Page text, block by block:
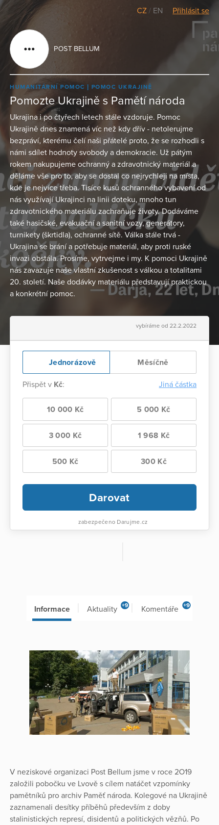
CZ / EN Přihlásit se
POST BELLUM
HUMANITÁRNÍ POMOC POMOC UKRAJINĚ
Pomozte Ukrajině s Pamětí národa
Ukrajina i po čtyřech letech stále vzdoruje. Pomoc
Ukrajině dnes znamená víc než kdy dřív - netolerujme
bezpráví, kterému čelí naši přátelé proto, že se rozhodli s
námi sdílet hodnoty svobody a demokracie. Už pátým
rokem nakupujeme ochranný a zdravotnický materiál a
děláme vše pro to, aby se dostal co nejrychleji na místa,
kde je nejvíce třeba. Tisíce kusů ochranného vybavení od
nás využívají Ukrajinci na linii doteku, mnoho tun
zdravotnického materiálu zachraňuje životy. Dodáváme
také hasičské, evakuační a sanitní vozy, generátory,
turnikety (škrtidla), ochranné sítě. Válka stále trvá -
Ukrajina se brání a potřebuje materiál, aby proti ruské
invazi obstála. Prosíme, vytrvejme i my. K pomoci Ukrajině
nás zavazuje naše vlastní zkušenost s válkou a totalitami
20. století. Naše dodávky materiálu představují praktickou
a konkrétní pomoc.
vybíráme od 22.2.2022
Jednorázově Měsíčně
Přispět v Kč: Jiná částka
10 000 Kč 5 000 Kč
3 000 Kč 1 968 Kč
500 Kč 300 Kč
Darovat
zabezpečeno Darujme.cz
Informace Aktuality +9 Komentáře +9
V neziskové organizaci Post Bellum jsme v roce 2O19
založili pobočku ve Lvově s cílem natáčet vzpomínky
pamětníků pro archiv Paměť národa. Kolegové na Ukrajině
zaznamenali desítky příběhů především z doby
stalinistických represí, disidentů a politických vězňů. Po